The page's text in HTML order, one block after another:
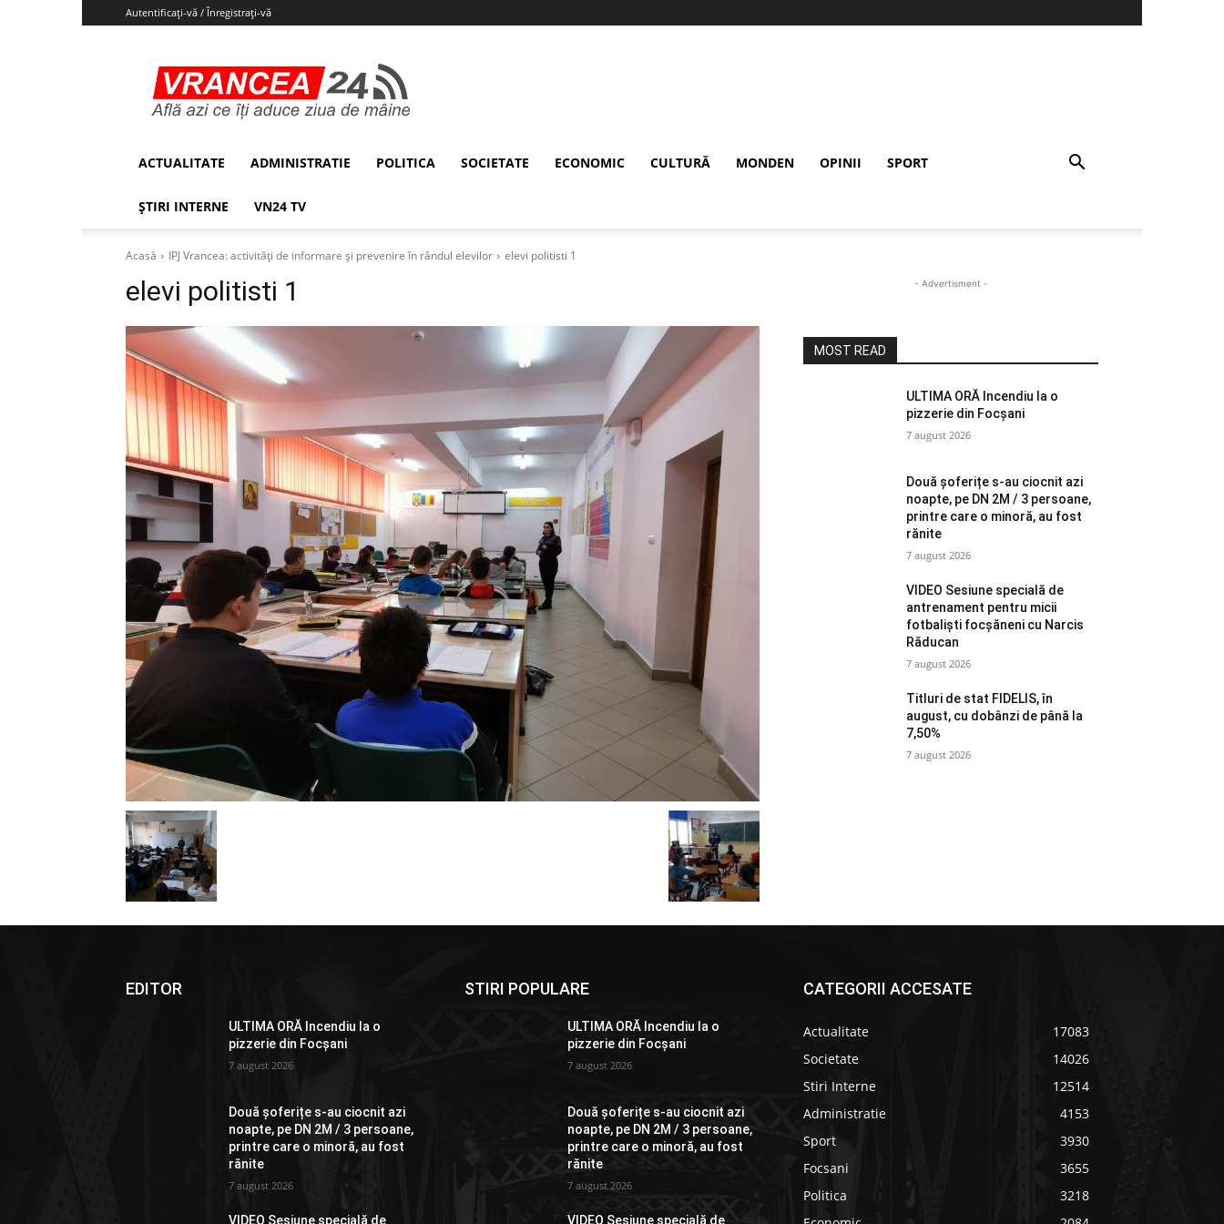
Autentificați-vă / Înregistrați-vă
ACTUALITATE ADMINISTRATIE POLITICA SOCIETATE ECONOMIC CULTURĂ MONDEN OPINII SPORT
ȘTIRI INTERNE VN24 TV
Acasă IPJ Vrancea: activități de informare și prevenire în rândul elevilor elevi politisti 1
elevi politisti 1 - Advertisment -
MOST READ
ULTIMA ORĂ Incendiu la o
pizzerie din Focșani
7 august 2026
Două șoferițe s-au ciocnit azi
noapte, pe DN 2M / 3 persoane,
printre care o minoră, au fost
rănite
7 august 2026
VIDEO Sesiune specială de
antrenament pentru micii
fotbaliști focșăneni cu Narcis
Răducan
7 august 2026
Titluri de stat FIDELIS, în
august, cu dobânzi de până la
7,50%
7 august 2026
EDITOR
ULTIMA ORĂ Incendiu la o
pizzerie din Focșani
7 august 2026
Două șoferițe s-au ciocnit azi
noapte, pe DN 2M / 3 persoane,
printre care o minoră, au fost
rănite
7 august 2026
VIDEO Sesiune specială de
STIRI POPULARE
ULTIMA ORĂ Incendiu la o
pizzerie din Focșani
7 august 2026
Două șoferițe s-au ciocnit azi
noapte, pe DN 2M / 3 persoane,
printre care o minoră, au fost
rănite
7 august 2026
VIDEO Sesiune specială de
CATEGORII ACCESATE
Actualitate
17083
Societate
14026
Stiri Interne
12514
Administratie
4153
Sport
3930
Focsani
3655
Politica
3218